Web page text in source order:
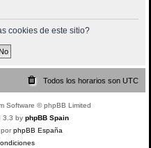
cookies de este sitio?
Todos los horarios son UTC
Software © phpBB Limited
3.3 by phpBB Spain
porphpBB España